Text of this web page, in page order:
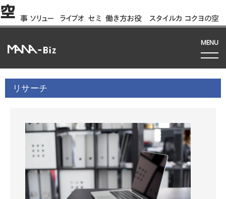
空 事
例
ソリュー
ション
ライブオ
フィス
セミ
ナー
働き方お役
立ち資料
スタイルカ
タログ
コクヨの空
間って!?
MENU
リサーチ